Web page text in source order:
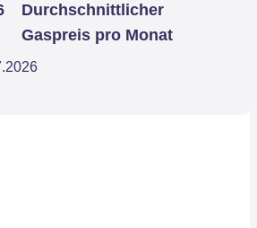
Durchschnittlicher
Gaspreis pro Monat